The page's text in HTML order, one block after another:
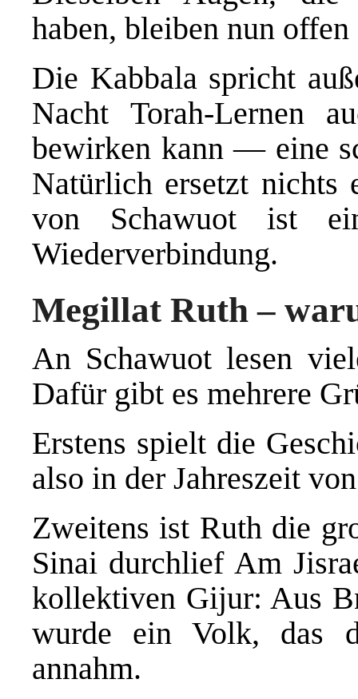
haben, bleiben nun
Die Kabbala spricht
Nacht Torah-Lernen
bewirken kann — eine
Natürlich ersetzt nichts
von Schawuot ist
Wiederverbindung.
Megillat Ruth –
An Schawuot lesen
Dafür gibt es mehrere
Erstens spielt die
also in der Jahreszeit
Zweitens ist Ruth die
Sinai durchlief Am
kollektiven Gijur: Aus
wurde ein Volk, das
annahm.